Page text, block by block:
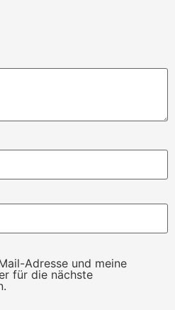
Adresse und meine
für die nächste